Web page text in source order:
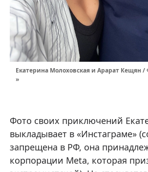
Екатерина Молоховская и Арарат Кещян /
»
Фото своих приключений
выкладывает в «Инстаграме»
запрещена в РФ, она
корпорации Meta, которая